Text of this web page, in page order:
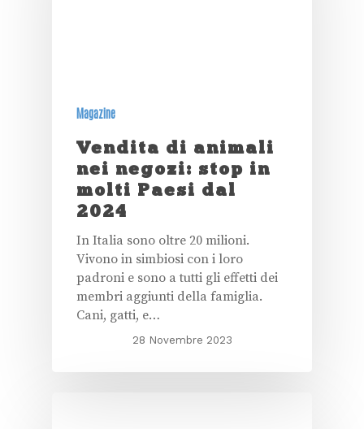
Magazine
Vendita di animali
nei negozi: stop in
molti Paesi dal
2024
In Italia sono oltre 20 milioni.
Vivono in simbiosi con i loro
padroni e sono a tutti gli effetti dei
membri aggiunti della famiglia.
Cani, gatti, e…
28 Novembre 2023